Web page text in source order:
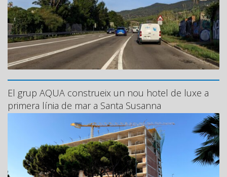
El grup AQUA construeix un nou hotel de luxe a
primera línia de mar a Santa Susanna